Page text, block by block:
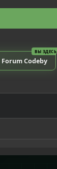
ВЫ ЗДЕСЬ
Forum Codeby